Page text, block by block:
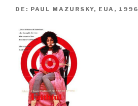
DE: PAUL MAZURSKY, EUA, 1996